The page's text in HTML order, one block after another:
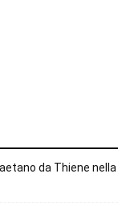
da Thiene nella